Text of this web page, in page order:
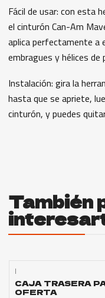
Fácil de usar: con esta
el cinturón Can-Am
aplica perfectamente a
embragues y hélices de
Instalación: gira la
hasta que se apriete,
cinturón, y puedes
También
|
CAJA TRASERA
OFERTA